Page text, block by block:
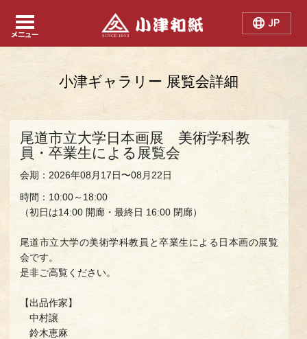
Japanese
English
Chinese
小津ギャラリー 展覧会詳細
尾道市立大学日本画展 美術学科教
員・卒業生による展覧会
会期：2026年08月17日〜08月22日
時間：10:00～18:00
（初日は14:00 開廊・最終日 16:00 閉廊）
尾道市立大学の美術学科教員と卒業生による日本画の展覧
会です。
是非ご高覧ください。
【出品作家】
中村譲
鈴木恵麻